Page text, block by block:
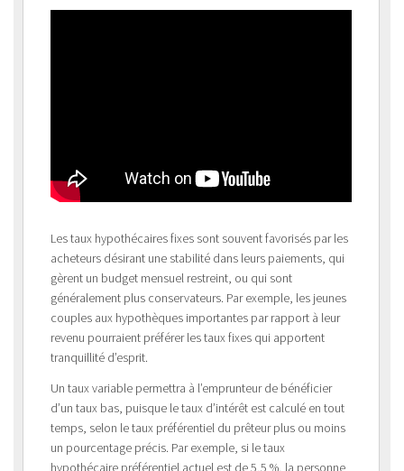
Les taux hypothécaires fixes sont souvent favorisés par les
acheteurs désirant une stabilité dans leurs paiements, qui
gèrent un budget mensuel restreint, ou qui sont
généralement plus conservateurs. Par exemple, les jeunes
couples aux hypothèques importantes par rapport à leur
revenu pourraient préférer les taux fixes qui apportent
tranquillité d’esprit.
Un taux variable permettra à l’emprunteur de bénéficier
d’un taux bas, puisque le taux d’intérêt est calculé en tout
temps, selon le taux préférentiel du prêteur plus ou moins
un pourcentage précis. Par exemple, si le taux
hypothécaire préférentiel actuel est de 5,5 %, la personne